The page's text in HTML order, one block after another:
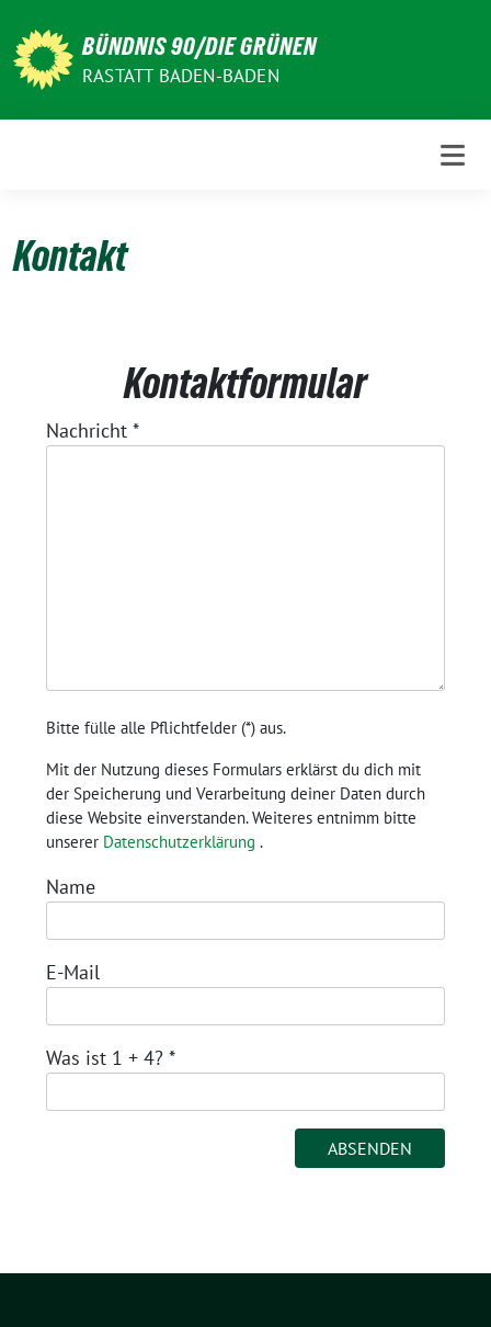
zum
Inhalt
BÜNDNIS 90/DIE GRÜNEN
RASTATT BADEN-BADEN
Kontakt
Kontaktformular
Nachricht *
Bitte fülle alle Pflichtfelder (*) aus.
Mit der Nutzung dieses Formulars erklärst du dich mit
der Speicherung und Verarbeitung deiner Daten durch
diese Website einverstanden. Weiteres entnimm bitte
unserer Datenschutzerklärung .
Name
E-Mail
Was ist 1 + 4? *